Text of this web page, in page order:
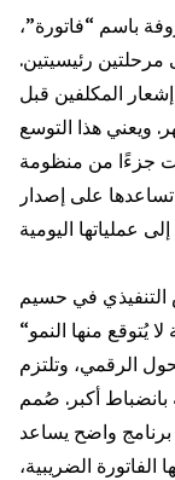
باسم “فاتورة”،
مرحلتين رئيسيتين.
المكلفين قبل
ويعني هذا التوسع
جزءًا من منظومة
تساعدها على إصدار
“المنشآت الصغيرة والمتوسطة في السعودية لا يُتوقع منها النمو
الرقمي، وتلتزم
بانضباط أكبر. صُمم
واضح يساعد
الضريبية،